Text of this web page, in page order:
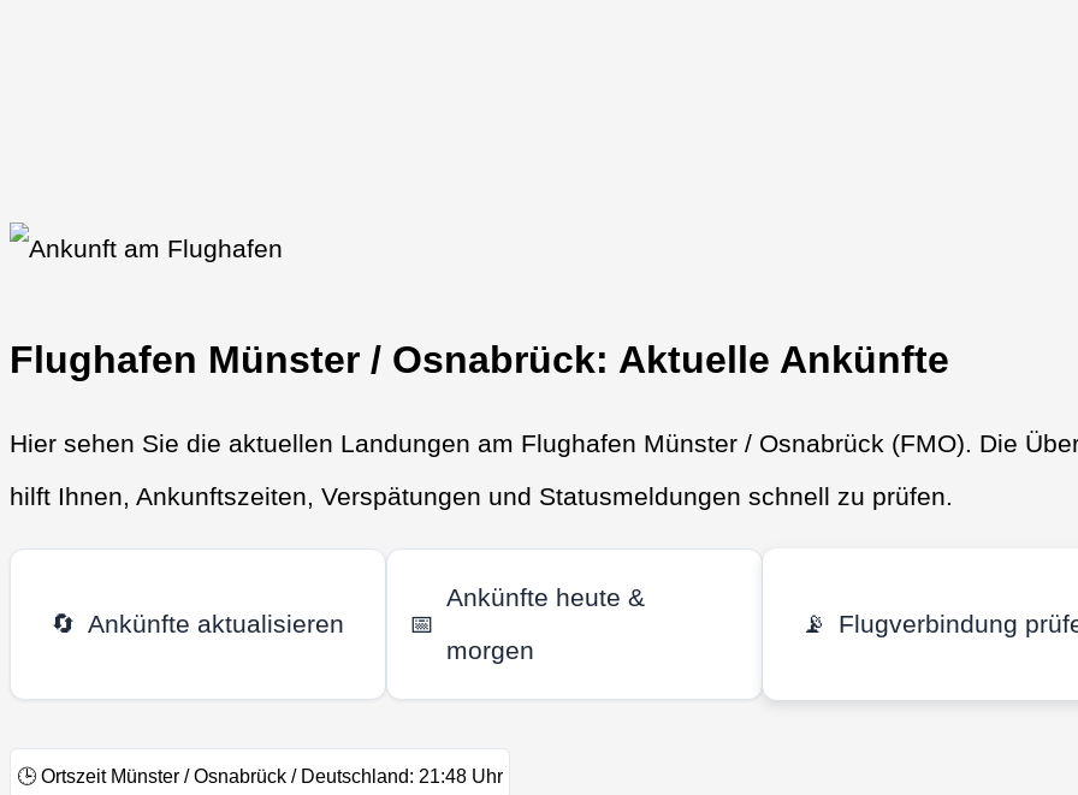
Flughafen Münster / Osnabrück: Aktuelle Ankünfte
Hier sehen Sie die aktuellen Landungen am Flughafen Münster / Osnabrück (FMO). Die
hilft Ihnen, Ankunftszeiten, Verspätungen und Statusmeldungen schnell zu prüfen.
🔄 Ankünfte aktualisieren 📅
Ankünfte heute &
morgen
📡 Flugverbindung
🕒 Ortszeit Münster / Osnabrück / Deutschland: 21:48 Uhr